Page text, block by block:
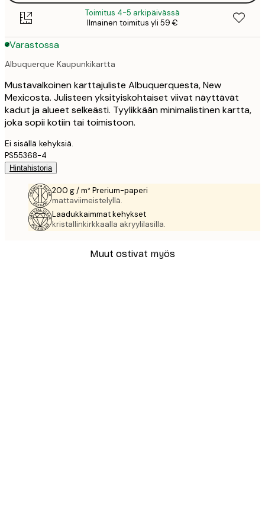
Toimitus 4-5 arkipäivässä
Ilmainen toimitus yli 59 €
Varastossa
Albuquerque Kaupunkikartta
Mustavalkoinen karttajuliste Albuquerquesta, New
Mexicosta. Julisteen yksityiskohtaiset viivat näyttävät
kadut ja alueet selkeästi. Tyylikkään minimalistinen kartta,
joka sopii kotiin tai toimistoon.
Ei sisällä kehyksiä.
PS55368-4
Hintahistoria
200 g / m² Prerium-paperi
mattaviimeistelyllä.
Laadukkaimmat kehykset
kristallinkirkkaalla akryylilasilla.
Muut ostivat myös